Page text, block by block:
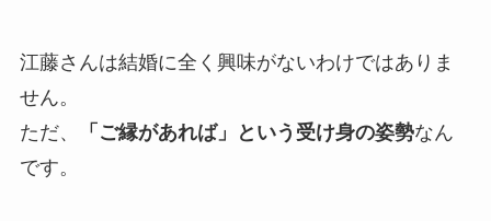
江藤さんは結婚に全く興味がないわけではありま
せん。
ただ、
「ご縁があれば」という受け身の姿勢なん
です。